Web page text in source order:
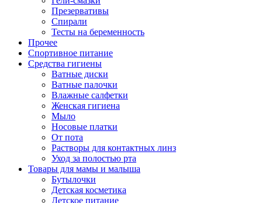
Презервативы
Спирали
Тесты на беременность
Прочее
Спортивное питание
Средства гигиены
Ватные диски
Ватные палочки
Влажные салфетки
Женская гигиена
Мыло
Носовые платки
От пота
Растворы для контактных линз
Уход за полостью рта
Товары для мамы и малыша
Бутылочки
Детская косметика
Детское питание